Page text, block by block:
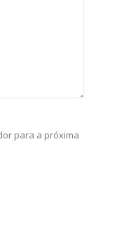
para a próxima